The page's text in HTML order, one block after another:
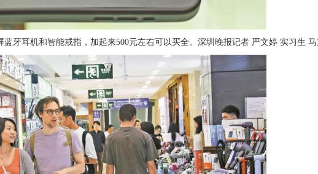
蓝牙耳机和智能戒指，加起来500元左右可以买全。深圳晚报记者 严文婷 实习生